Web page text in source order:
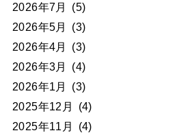
2026年7月
(5)
2026年5月
(3)
2026年4月
(3)
2026年3月
(4)
2026年1月
(3)
2025年12月
(4)
2025年11月
(4)